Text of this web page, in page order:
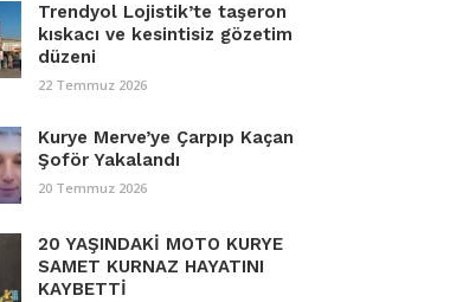
Trendyol Lojistik’te taşeron
kıskacı ve kesintisiz gözetim
düzeni
22 Temmuz 2026
Kurye Merve’ye Çarpıp Kaçan
Şoför Yakalandı
20 Temmuz 2026
20 YAŞINDAKİ MOTO KURYE
SAMET KURNAZ HAYATINI
KAYBETTİ